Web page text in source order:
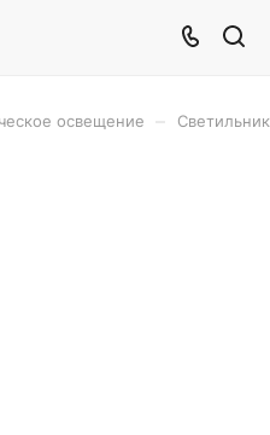
освещение